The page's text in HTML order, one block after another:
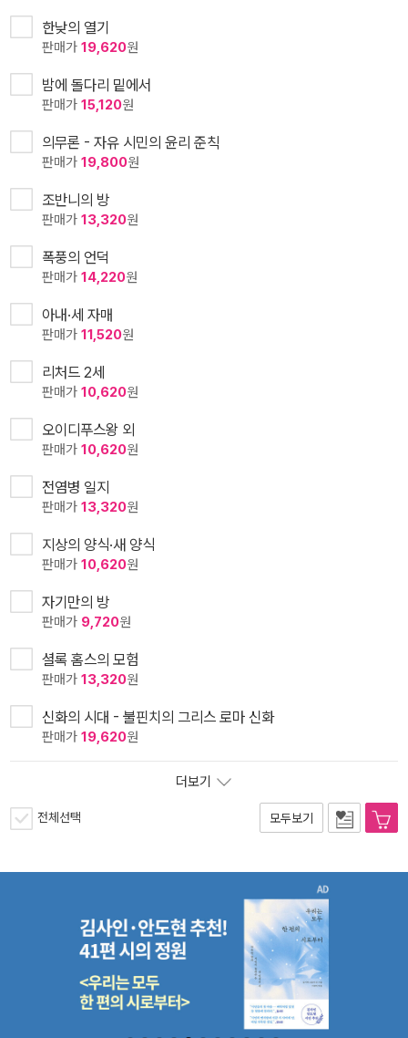
한낮의 열기
판매가 19,620원
밤에 돌다리 밑에서
판매가 15,120원
의무론 - 자유 시민의 윤리 준칙
판매가 19,800원
조반니의 방
판매가 13,320원
폭풍의 언덕
판매가 14,220원
아내·세 자매
판매가 11,520원
리처드 2세
판매가 10,620원
오이디푸스왕 외
판매가 10,620원
전염병 일지
판매가 13,320원
지상의 양식·새 양식
판매가 10,620원
자기만의 방
판매가 9,720원
셜록 홈스의 모험
판매가 13,320원
신화의 시대 - 불핀치의 그리스 로마 신화
판매가 19,620원
더보기
전체선택 모두보기